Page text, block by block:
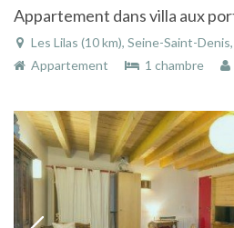
Appartement dans villa aux
Les Lilas (10 km), Seine-Saint-
Appartement
1 chambre